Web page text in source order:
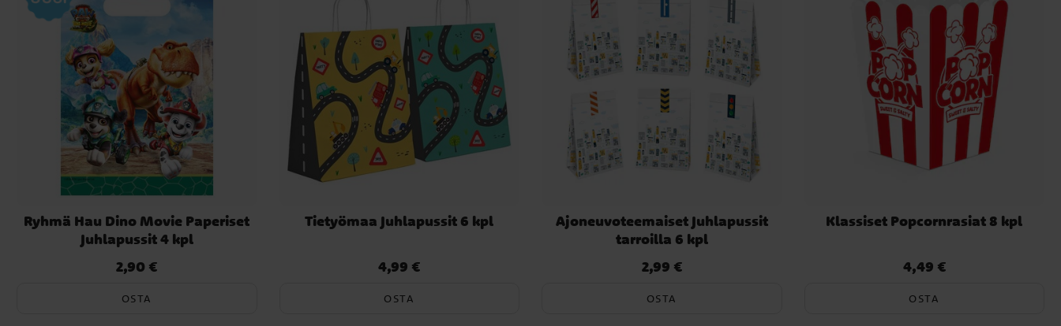
Ryhmä Hau Dino Movie Paperiset
Juhlapussit 4 kpl
Hinta:2,90 €
2,90 €
OSTA
Tietyömaa Juhlapussit 6 kpl
Hinta:4,99 €
4,99 €
OSTA
Ajoneuvoteemaiset Juhlapussit
tarroilla 6 kpl
Hinta:2,99 €
2,99 €
OSTA
Klassiset Popcornrasiat 8 kpl
Hinta:4,49 €
4,49 €
OSTA